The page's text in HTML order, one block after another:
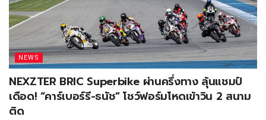
NEWS
NEXZTER BRIC Superbike ผ่านครึ่งทาง ลุ้นแชมป์
เดือด! “คาร์เบอร์รี-ธนัช” โชว์ฟอร์มโหดเข้าวิน 2 สนาม
ติด